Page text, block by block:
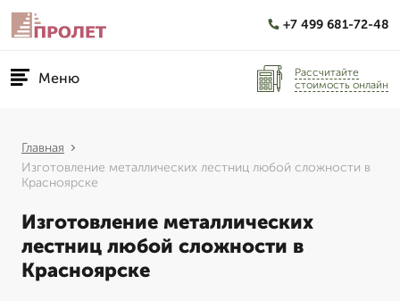
+7 499 681-72-48
Меню
Рассчитайте
стоимость онлайн
Главная
Изготовление металлических лестниц любой сложности в
Красноярске
Изготовление металлических
лестниц любой сложности в
Красноярске